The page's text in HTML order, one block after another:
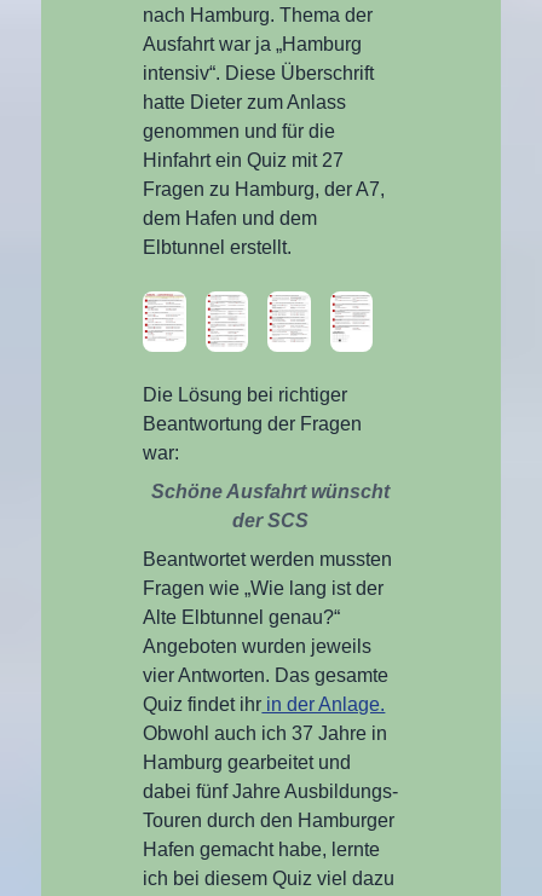
nach Hamburg. Thema der
Ausfahrt war ja „Hamburg
intensiv“. Diese Überschrift
hatte Dieter zum Anlass
genommen und für die
Hinfahrt ein Quiz mit 27
Fragen zu Hamburg, der A7,
dem Hafen und dem
Elbtunnel erstellt.
Die Lösung bei richtiger
Beantwortung der Fragen
war:
Schöne Ausfahrt wünscht
der SCS
Beantwortet werden mussten
Fragen wie „Wie lang ist der
Alte Elbtunnel genau?“
Angeboten wurden jeweils
vier Antworten. Das gesamte
Quiz findet ihr in der Anlage.
Obwohl auch ich 37 Jahre in
Hamburg gearbeitet und
dabei fünf Jahre Ausbildungs-
Touren durch den Hamburger
Hafen gemacht habe, lernte
ich bei diesem Quiz viel dazu